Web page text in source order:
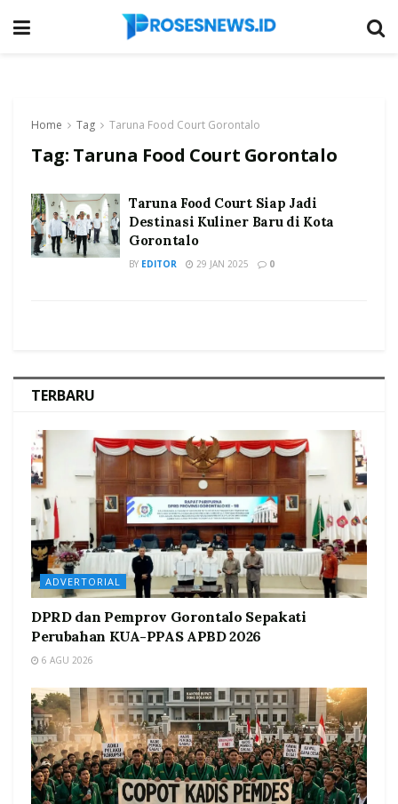
Home Tag Taruna Food Court Gorontalo
Tag: Taruna Food Court Gorontalo
Taruna Food Court Siap Jadi
Destinasi Kuliner Baru di Kota
Gorontalo
BY EDITOR 29 JAN 2025 0
TERBARU
ADVERTORIAL
DPRD dan Pemprov Gorontalo Sepakati
Perubahan KUA-PPAS APBD 2026
6 AGU 2026